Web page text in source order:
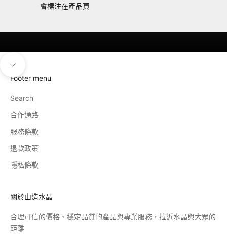
會標注在產品頁
Footer menu
Search
合作通路
服務條款
退款政策
隱私條款
關於山造水晶
合理可信的價格、穩定品質的產品與專業服務，拉近水晶與大眾的
距離